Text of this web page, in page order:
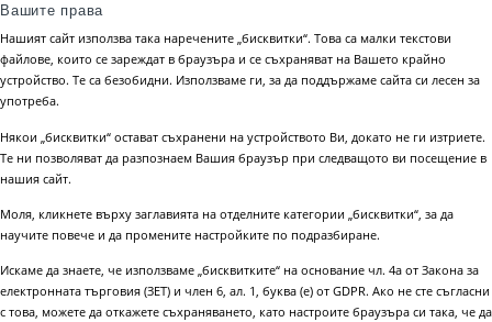
Вашите права
Нашият сайт използва така наречените „бисквитки“. Това са малки текстови
файлове, които се зареждат в браузъра и се съхраняват на Вашето крайно
устройство. Те са безобидни. Използваме ги, за да поддържаме сайта си лесен за
употреба.
Някои „бисквитки“ остават съхранени на устройството Ви, докато не ги изтриете.
Те ни позволяват да разпознаем Вашия браузър при следващото ви посещение в
нашия сайт.
Моля, кликнете върху заглавията на отделните категории „бисквитки“, за да
научите повече и да промените настройките по подразбиране.
Искаме да знаете, че използваме „бисквитките“ на основание чл. 4а от Закона за
електронната търговия (ЗЕТ) и член 6, ал. 1, буква (е) от GDPR. Ако не сте съгласни
с това, можете да откажете съхраняването, като настроите браузъра си така, че да